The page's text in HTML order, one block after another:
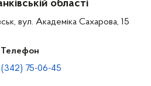
області
вул. Академіка Сахарова, 15
Телефон
75-06-45